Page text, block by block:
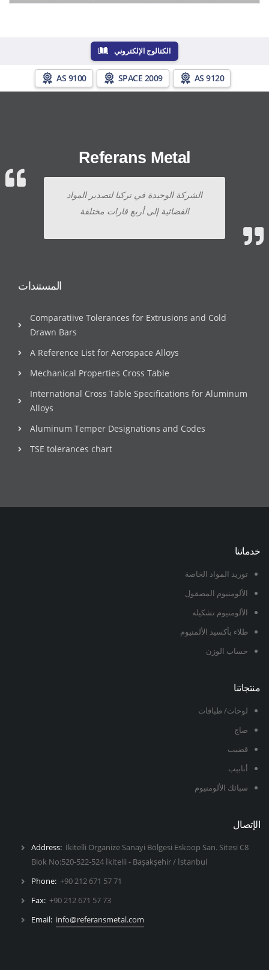
الكتالوج الإلكتروني
AS 9100 SPACE 2009 AS 9120
Referans Metal
الشركة الوحيدة في تركيا لتصدير المواد
الفضائية إلى أربع قارات مختلفة
المستندات
Comparatiive Tolerances for Extrusions and Cold
Drawn Bars
A Reference List for Aerospace Alloys
Mechanical Properties Cross Table
International Cross Table Specifications for Aluminum
Alloys
Aluminum Temper Designations and Codes
TSE tolerances chart
خدماتنا
توريد المواد الخاصة
الألومنيوم المصقول
الألومنيوم تشكيله
طلاء بأكسيد الألمنيوم
حساب الوزن
منتجاتنا
لوحات/ طباقات
صاج
قضيب
أنابيب
سبائك الألومنيوم
الإتصال
Address: İkitelli Organize Sanayi Bölgesi Eskoop San. Sitesi C8
Blok No:520-522-524 İkitelli - Başakşehir / İstanbul
Phone: +90 212 671 57 71
Fax: +90 212 671 57 73
Email: info@referansmetal.com